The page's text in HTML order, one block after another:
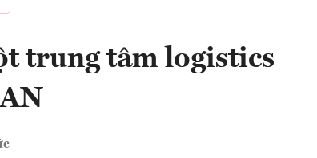
trung tâm logistics